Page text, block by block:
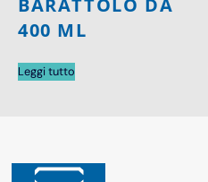
400 ML
Leggi tutto